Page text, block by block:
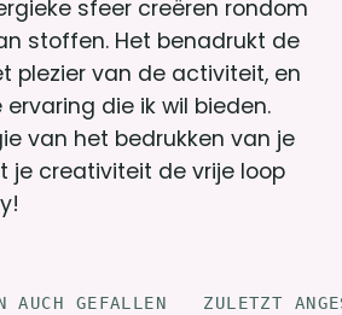
sfeer creëren rondom
stoffen. Het benadrukt de
plezier van de activiteit, en
die ik wil bieden.
van het bedrukken van je
je creativiteit de vrije loop
AUCH GEFALLEN ZULETZT